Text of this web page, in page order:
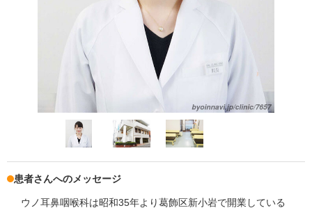
患者さんへのメッセージ
ウノ耳鼻咽喉科は昭和35年より葛飾区新小岩で開業している